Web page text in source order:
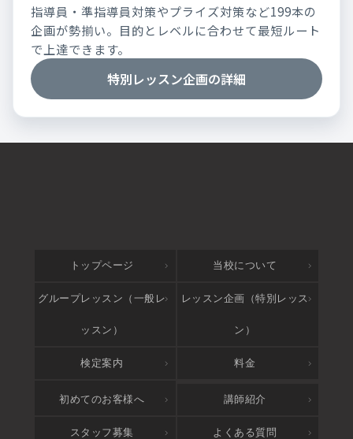
指導員・準指導員対策やプライズ対策など199本の
企画が勢揃い。目的とレベルに合わせて最短ルート
で上達できます。
特別レッスン企画の詳細
トップページ 当校について
グループレッスン（一般レ
ッスン）
レッスン企画（特別レッス
ン）
検定案内 料金
アクセス
初めてのお客様へ 講師紹介
スタッフ募集 よくある質問